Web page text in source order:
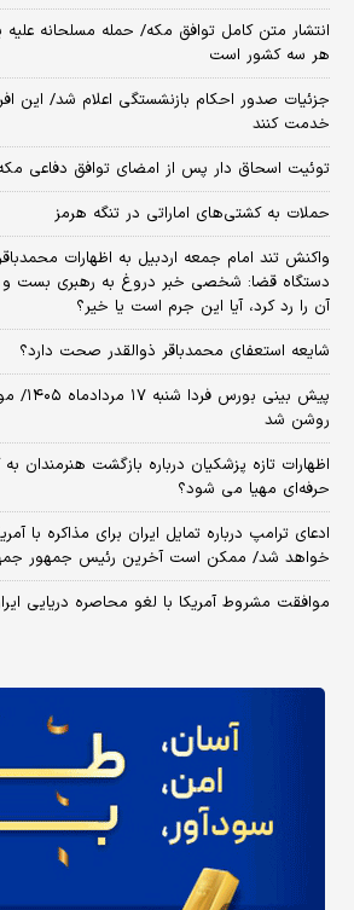
انتشار متن کامل توافق مکه/ حمله مسلحانه علیه
هر سه کشور است
خدمت کنند
توئیت اسحاق دار پس از امضای توافق دفاعی
حملات به کشتی‌های اماراتی در تنگه هرمز
واکنش تند امام جمعه اردبیل به اظهارات
دستگاه قضا: شخصی خبر دروغ به رهبری بست و
آن را رد کرد، آیا این جرم است یا خیر؟
شایعه استعفای محمدباقر ذوالقدر صحت دارد؟
پیش بینی
روشن شد
اظهارات تازه پزشکیان درباره بازگشت هنرمندان
حرفه‌ای مهیا می شود؟
ادعای ترامپ درباره تمایل ایران برای مذاکره با
خواهد شد/ ممکن است آخرین رئیس‌ جمهور
موافقت مشروط آمریکا با لغو محاصره دریایی